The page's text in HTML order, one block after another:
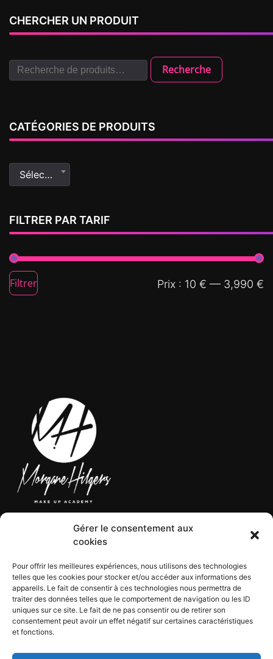
Gérer le consentement aux
cookies
Pour offrir les meilleures expériences, nous utilisons des technologies
telles que les cookies pour stocker et/ou accéder aux informations des
appareils. Le fait de consentir à ces technologies nous permettra de
traiter des données telles que le comportement de navigation ou les ID
uniques sur ce site. Le fait de ne pas consentir ou de retirer son
consentement peut avoir un effet négatif sur certaines caractéristiques
et fonctions.
CHERCHER UN PRODUIT
Recherche
CATÉGORIES DE PRODUITS
Sélectionner une catégorie
FILTRER PAR TARIF
Filtrer Prix : 10 € — 3,990 €
CGV
CGU
Mentions légales
Politique de confidentialité